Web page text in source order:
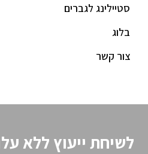
סטיילינג לגברים
בלוג
צור קשר
לשיחת ייעוץ ללא